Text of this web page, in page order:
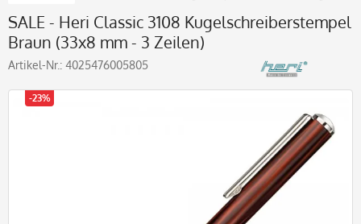
SALE - Heri Classic 3108 Kugelschreiberstempel
Braun (33x8 mm - 3 Zeilen)
Artikel-Nr.: 4025476005805
-23%